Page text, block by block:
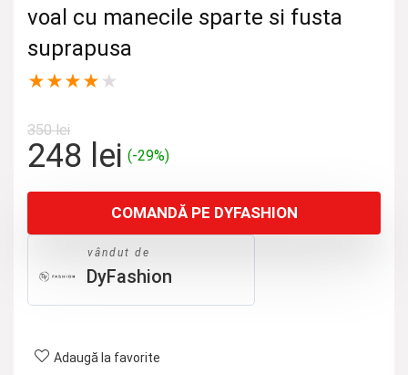
voal cu manecile sparte si fusta
suprapusa
★★★★ ★
350lei
Prețul
a
fost:
350 lei.
248 leiPrețul
este:
248 lei.
(-29%)
COMANDĂ PE DYFASHION
vândut de
DyFashion
Adaugă la favorite